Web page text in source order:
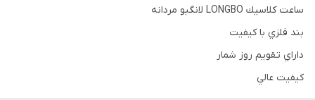
ساعت كلاسيك LONGBO لانگبو مردانه
بند فلزي با کیفیت
داراي تقویم روز شمار
كيفيت عالي